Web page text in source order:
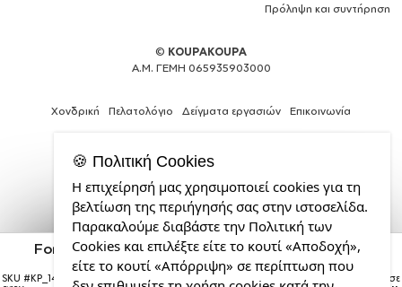
Ford, ΓΚΡΙ Travel Tumbler Θερμός με χερούλι και
καλαμάκι 890ml
SKU #KP_14608_travel-mug-handle- Η παραγγελία σας θα παραδοθεί σε
Πρόληψη και συντήρηση
© KOUPAKOUPA
Α.Μ. ΓΕΜΗ 065935903000
Χονδρική Πελατολόγιο Δείγματα εργασιών Επικοινωνία
Web
Design,
Social
Media
&
SEO
🍪 Πολιτική Cookies
Η επιχείρησή μας χρησιμοποιεί cookies για τη
βελτίωση της περιήγησής σας στην ιστοσελίδα.
Παρακαλούμε διαβάστε την Πολιτική των
Cookies και επιλέξτε είτε το κουτί «Αποδοχή»,
είτε το κουτί «Απόρριψη» σε περίπτωση που